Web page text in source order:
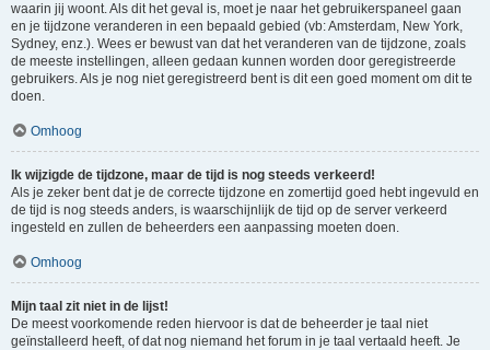
waarin jij woont. Als dit het geval is, moet je naar het gebruikerspaneel gaan
en je tijdzone veranderen in een bepaald gebied (vb: Amsterdam, New York,
Sydney, enz.). Wees er bewust van dat het veranderen van de tijdzone, zoals
de meeste instellingen, alleen gedaan kunnen worden door geregistreerde
gebruikers. Als je nog niet geregistreerd bent is dit een goed moment om dit te
doen.
Omhoog
Ik wijzigde de tijdzone, maar de tijd is nog steeds verkeerd!
Als je zeker bent dat je de correcte tijdzone en zomertijd goed hebt ingevuld en
de tijd is nog steeds anders, is waarschijnlijk de tijd op de server verkeerd
ingesteld en zullen de beheerders een aanpassing moeten doen.
Omhoog
Mijn taal zit niet in de lijst!
De meest voorkomende reden hiervoor is dat de beheerder je taal niet
geïnstalleerd heeft, of dat nog niemand het forum in je taal vertaald heeft. Je